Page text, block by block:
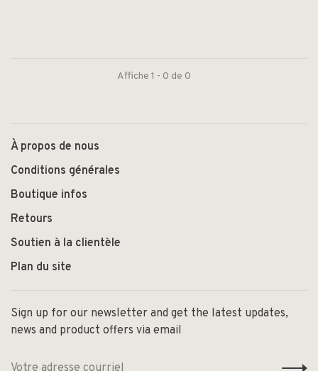
Affiche 1 - 0 de 0
À propos de nous
Conditions générales
Boutique infos
Retours
Soutien à la clientèle
Plan du site
Sign up for our newsletter and get the latest updates,
news and product offers via email